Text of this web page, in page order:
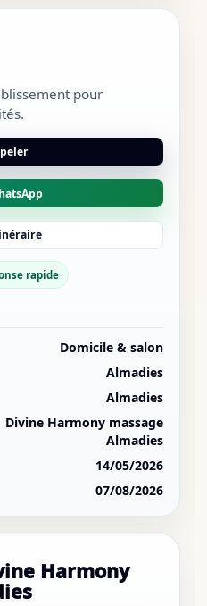
pour
rapide
Domicile & salon
Almadies
Almadies
Divine Harmony massage
Almadies
14/05/2026
07/08/2026
Harmony